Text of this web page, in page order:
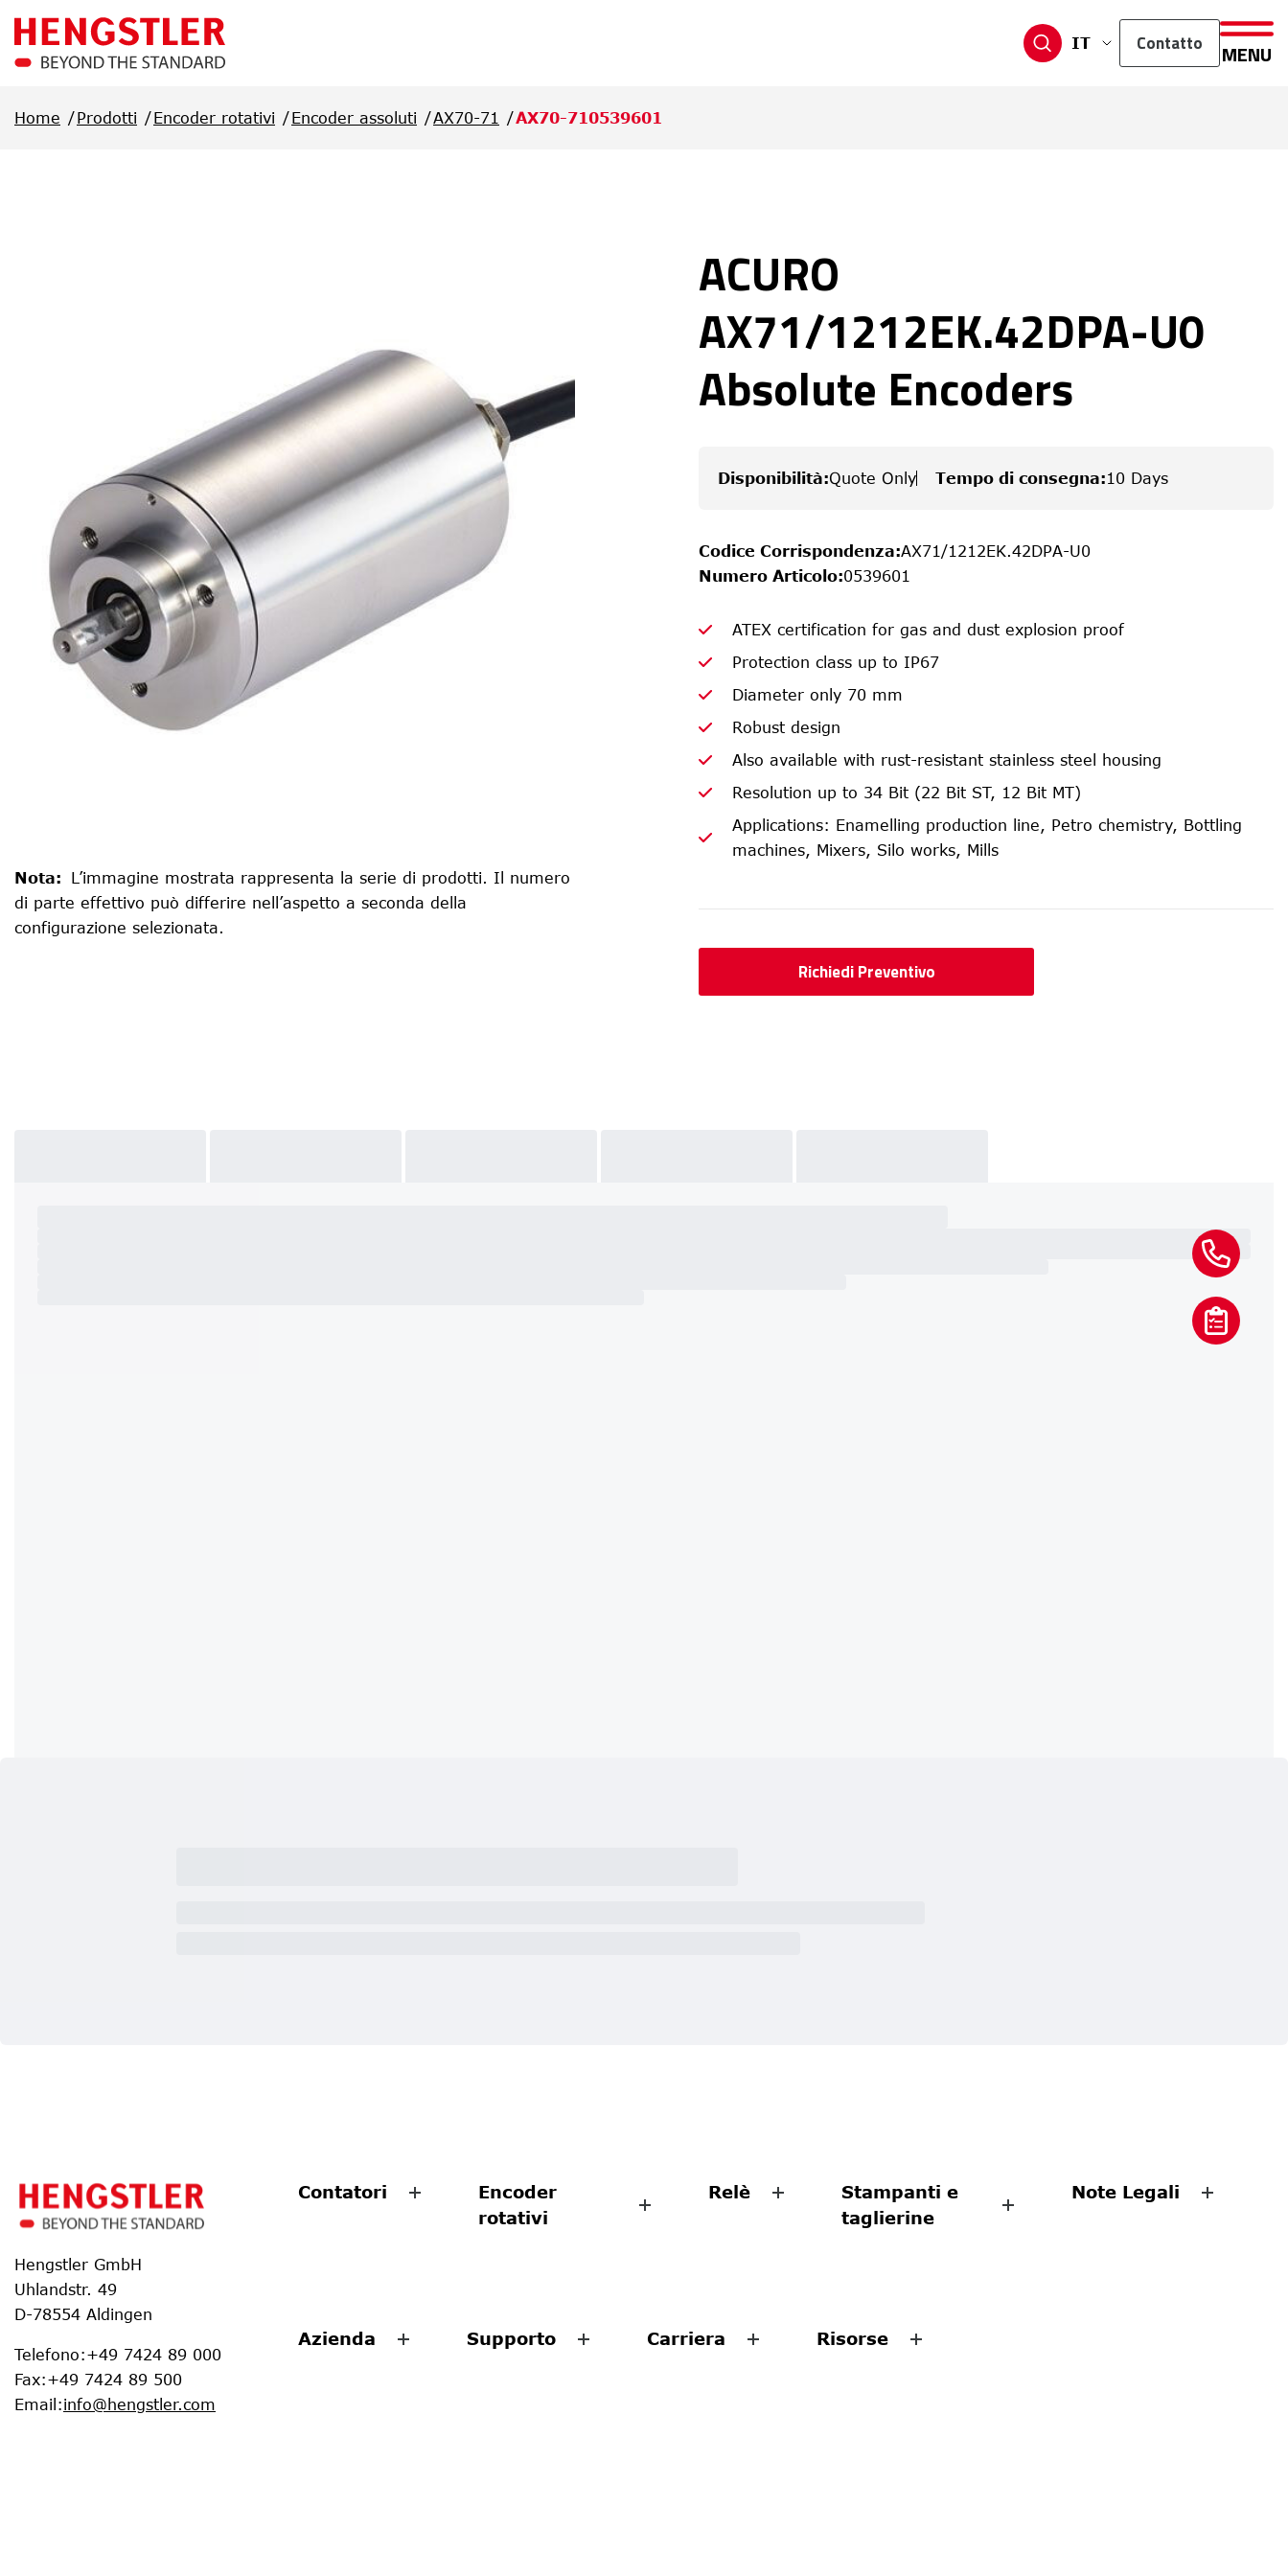
IT
Contatto MENU
Home Prodotti Encoder rotativi Encoder assoluti AX70-71 AX70-710539601
Nota: L’immagine mostrata rappresenta la serie di prodotti. Il numero
di parte effettivo può differire nell’aspetto a seconda della
configurazione selezionata.
ACURO
AX71/1212EK.42DPA-U0
Absolute Encoders
Disponibilità:Quote Only Tempo di consegna:10 Days
Codice Corrispondenza:AX71/1212EK.42DPA-U0
Numero Articolo:0539601
ATEX certification for gas and dust explosion proof
Protection class up to IP67
Diameter only 70 mm
Robust design
Also available with rust-resistant stainless steel housing
Resolution up to 34 Bit (22 Bit ST, 12 Bit MT)
Applications: Enamelling production line, Petro chemistry, Bottling
machines, Mixers, Silo works, Mills
Richiedi Preventivo
Hengstler GmbH
Uhlandstr. 49
D-78554 Aldingen
Telefono:+49 7424 89 000
Fax:+49 7424 89 500
Email :info@hengstler.com
Contatori
Encoder
rotativi
Relè
Stampanti e
taglierine
Note Legali
Azienda Supporto Carriera Risorse